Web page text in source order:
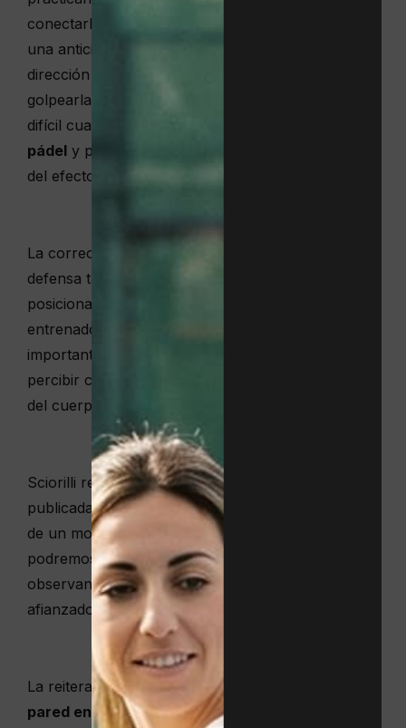
conectarla en posiciones desafiantes. Requiere
una anticipación constante para predecir su
dirección y la ubicación más adecuado para
golpearla, objetivo fácil sobre papel, pero muy
difícil cuando interviene la
pádel y plantea múltiples trayectorias en función
del efecto, la fuerza, etcétera.
La correcta ejecución de la doble pared, de esa
defensa tan efectiva en pádel, reside en el
posicionamiento. Según Miguel Sciorilli, reputado
entrenador del World Padel Tour, «el punto más
importante de este tipo de defensa está en leer y
percibir cómo nos llegará la pelota, si cerca o lejos
del cuerpo.
Sciorilli recomienda, citando una entrevista
publicada enPaddle Addict, ejercitarse «con ayuda
de un monitor que nos eche bolas cruzadas
podremos ir practicando, simplemente
observando, sin moverse, hasta que tengamos
afianzado su lectura».
La reiteración de estos
ejercicios con la doble
pared en pádeles clave para interiorizar